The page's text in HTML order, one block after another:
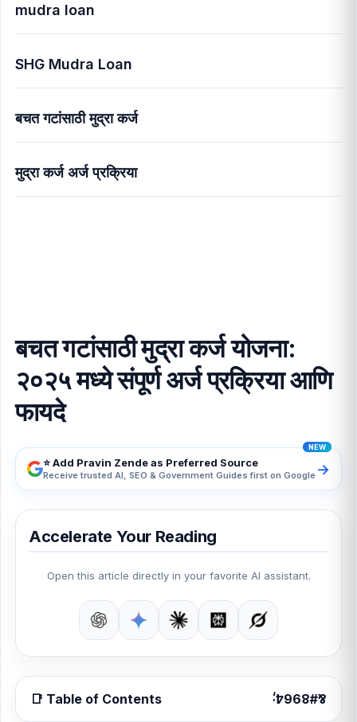
mudra loan
SHG Mudra Loan
बचत गटांसाठी मुद्रा कर्ज
मुद्रा कर्ज अर्ज प्रक्रिया
बचत गटांसाठी मुद्रा कर्ज योजना:
२०२५ मध्ये संपूर्ण अर्ज प्रक्रिया आणि
फायदे
⭐ Add Pravin Zende as Preferred Source
Receive trusted AI, SEO & Government Guides first on Google →
Accelerate Your Reading
Open this article directly in your favorite AI assistant.
📑 Table of Contents